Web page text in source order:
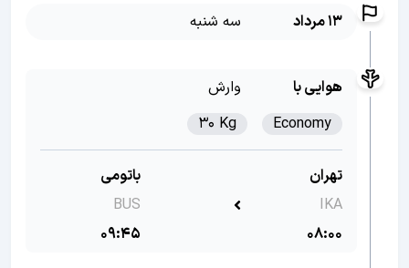
13 مرداد سه شنبه
هوایی با
وارش
Economy
30 Kg
تهران
IKA
08:00
باتومی
BUS
09:45